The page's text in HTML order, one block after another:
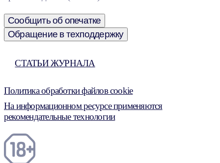
Сообщить об опечатке
Обращение в техподдержку
СТАТЬИ ЖУРНАЛА
Политика обработки файлов cookie
На информационном ресурсе применяются
рекомендательные технологии